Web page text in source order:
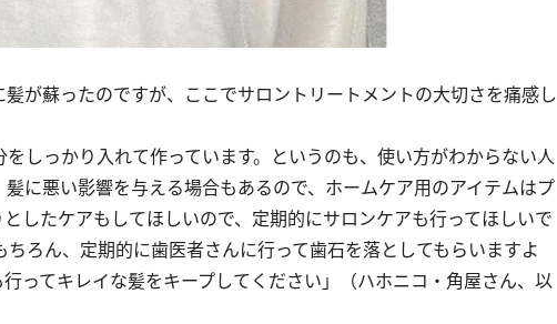
が蘇ったのですが、ここでサロントリートメントの大切さを痛感し
しっかり入れて作っています。というのも、使い方がわからない人
に悪い影響を与える場合もあるので、ホームケア用のアイテムはプ
したケアもしてほしいので、定期的にサロンケアも行ってほしいで
ろん、定期的に歯医者さんに行って歯石を落としてもらいますよ
ってキレイな髪をキープしてください」（ハホニコ・角屋さん、以